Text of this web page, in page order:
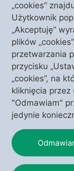
Czym jest
wyłącznie
przede
historia,
pokazują
miejscu
„cookies”
Użytkownik
„Akceptuję”
plików
przetwarzania
przycisku
„cookies”, na
kliknięcia
"Odmawiam"
jedynie